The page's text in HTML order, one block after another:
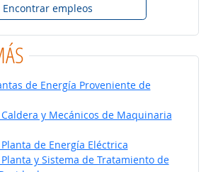
Encontrar empleos
de Energía Proveniente de
y Mecánicos de Maquinaria
de Energía Eléctrica
y Sistema de Tratamiento de